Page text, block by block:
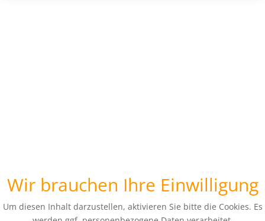
Wir brauchen Ihre Einwilligung
Um diesen Inhalt darzustellen, aktivieren Sie bitte die Cookies. Es